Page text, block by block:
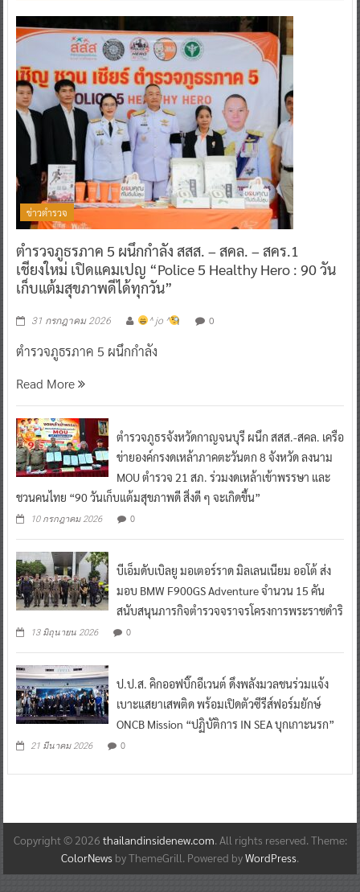
ข่าวตำรวจ
ตำรวจภูธรภาค 5 ผนึกกำลัง สสส. – สคล. – สคร.1
เชียงใหม่ เปิดแคมเปญ “Police 5 Healthy Hero : 90 วัน
เก็บแต้มสุขภาพดีได้ทุกวัน”
31 กรกฎาคม 2026 ^ jo ^ 0
ตำรวจภูธรภาค 5 ผนึกกำลัง
Read More
ตำรวจภูธรจังหวัดกาญจนบุรี ผนึก สสส.-สคล. เครือ
ข่ายองค์กรงดเหล้าภาคตะวันตก 8 จังหวัด ลงนาม
MOU ตำรวจ 21 สภ. ร่วมงดเหล้าเข้าพรรษา และ
ชวนคนไทย “90 วันเก็บแต้มสุขภาพดี สิ่งดี ๆ จะเกิดขึ้น”
10 กรกฎาคม 2026 0
บีเอ็มดับเบิลยู มอเตอร์ราด มิลเลนเนียม ออโต้ ส่ง
มอบ BMW F900GS Adventure จำนวน 15 คัน
สนับสนุนภารกิจตำรวจจราจรโครงการพระราชดำริ
13 มิถุนายน 2026 0
ป.ป.ส. คิกออฟบิ๊กอีเวนต์ ดึงพลังมวลชนร่วมแจ้ง
เบาะแสยาเสพติด พร้อมเปิดตัวซีรีส์ฟอร์มยักษ์
ONCB Mission “ปฏิบัติการ IN SEA บุกเกาะนรก”
21 มีนาคม 2026 0
Copyright © 2026 thailandinsidenew.com. All rights reserved. Theme:
ColorNews by ThemeGrill. Powered byWordPress.